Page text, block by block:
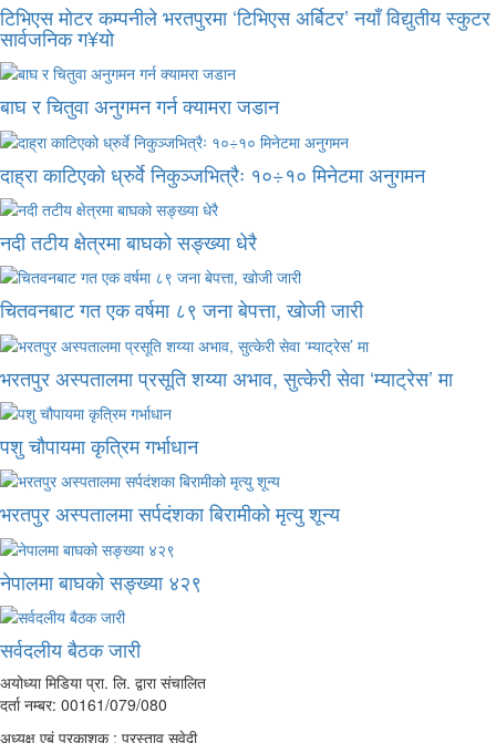
टिभिएस मोटर कम्पनीले भरतपुरमा ‘टिभिएस अर्बिटर’ नयाँ विद्युतीय स्कुटर
सार्वजनिक ग¥यो
बाघ र चितुवा अनुगमन गर्न क्यामरा जडान
दाह्रा काटिएको ध्रुर्वे निकुञ्जभित्रैः १०÷१० मिनेटमा अनुगमन
नदी तटीय क्षेत्रमा बाघको सङ्ख्या धेरै
चितवनबाट गत एक वर्षमा ८९ जना बेपत्ता, खोजी जारी
भरतपुर अस्पतालमा प्रसूति शय्या अभाव, सुत्केरी सेवा ‘म्याट्रेस’ मा
पशु चौपायमा कृत्रिम गर्भाधान
भरतपुर अस्पतालमा सर्पदंशका बिरामीको मृत्यु शून्य
नेपालमा बाघको सङ्ख्या ४२९
सर्वदलीय बैठक जारी
अयोध्या मिडिया प्रा. लि. द्वारा संचालित
दर्ता नम्बर: 00161/079/080
अध्यक्ष एबं प्रकाशक : प्रस्ताव सुवेदी